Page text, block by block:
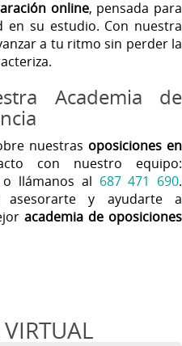
online, pensada para
en su estudio. Con nuestra
a tu ritmo sin perder la
Academia de
nuestras oposiciones en
con nuestro equipo:
o llámanos al 687 471 690.
asesorarte y ayudarte a
academia de oposiciones